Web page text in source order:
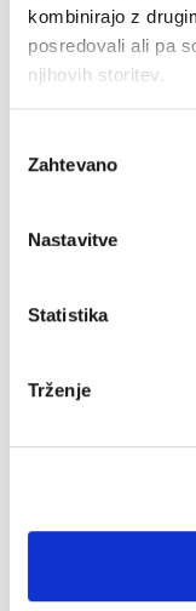
kombinirajo z
posredovali ali pa
njihovih storitev.
soglasja
Zahtevano
Nastavitve
Statistika
Trženje
€34.90
Virtual tour 360